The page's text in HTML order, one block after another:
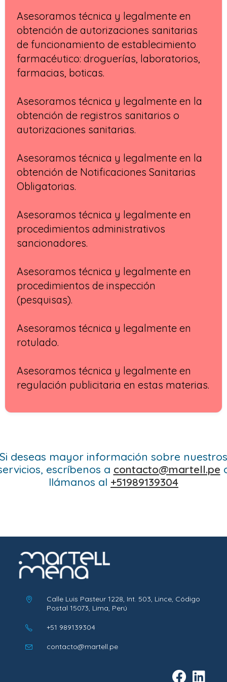
Asesoramos técnica y legalmente en
obtención de autorizaciones sanitarias
de funcionamiento de establecimiento
farmacéutico: droguerías, laboratorios,
farmacias, boticas.
Asesoramos técnica y legalmente en la
obtención de registros sanitarios o
autorizaciones sanitarias.
Asesoramos técnica y legalmente en la
obtención de Notificaciones Sanitarias
Obligatorias.
Asesoramos técnica y legalmente en
procedimientos administrativos
sancionadores.
Asesoramos técnica y legalmente en
procedimientos de inspección
(pesquisas).
Asesoramos técnica y legalmente en
rotulado.
Asesoramos técnica y legalmente en
regulación publicitaria en estas materias.
Si deseas mayor información sobre nuestros
escríbenos a contacto@martell.pe
llámanos al +51989139304
Calle Luis Pasteur 1228, Int. 503, Lince, Código
Postal 15073, Lima, Perú
+51 989139304
abre
contacto@martell.peSe